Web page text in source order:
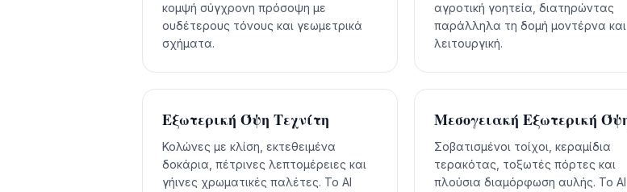
κομψή σύγχρονη πρόσοψη με
ουδέτερους τόνους και γεωμετρικά
σχήματα.
αγροτική γοητεία, διατηρώντας
παράλληλα τη δομή μοντέρνα και
λειτουργική.
Εξωτερική Όψη Τεχνίτη
Κολώνες με κλίση, εκτεθειμένα
δοκάρια, πέτρινες λεπτομέρειες και
γήινες χρωματικές παλέτες. Το AI
Μεσογειακή Εξωτερική
Σοβατισμένοι τοίχοι, κεραμίδια
τερακότας, τοξωτές πόρτες και
πλούσια διαμόρφωση αυλής. Το AI